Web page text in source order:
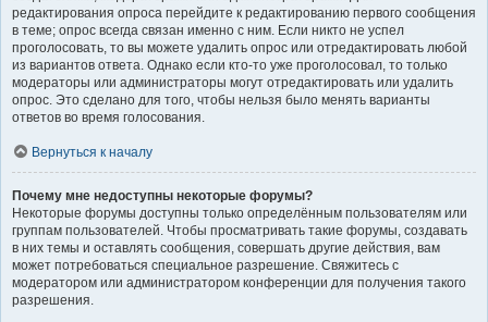
редактирования опроса перейдите к редактированию первого сообщения
в теме; опрос всегда связан именно с ним. Если никто не успел
проголосовать, то вы можете удалить опрос или отредактировать любой
из вариантов ответа. Однако если кто-то уже проголосовал, то только
модераторы или администраторы могут отредактировать или удалить
опрос. Это сделано для того, чтобы нельзя было менять варианты
ответов во время голосования.
Вернуться к началу
Почему мне недоступны некоторые форумы?
Некоторые форумы доступны только определённым пользователям или
группам пользователей. Чтобы просматривать такие форумы, создавать
в них темы и оставлять сообщения, совершать другие действия, вам
может потребоваться специальное разрешение. Свяжитесь с
модератором или администратором конференции для получения такого
разрешения.